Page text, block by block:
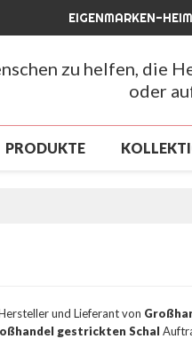
EIGENMARKEN-
zu helfen, die
oder
PRODUKTE
und Lieferant von
gestrickten Schal